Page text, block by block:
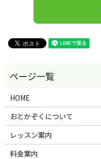
HOME
おとかぞくについて
レッスン案内
料金案内